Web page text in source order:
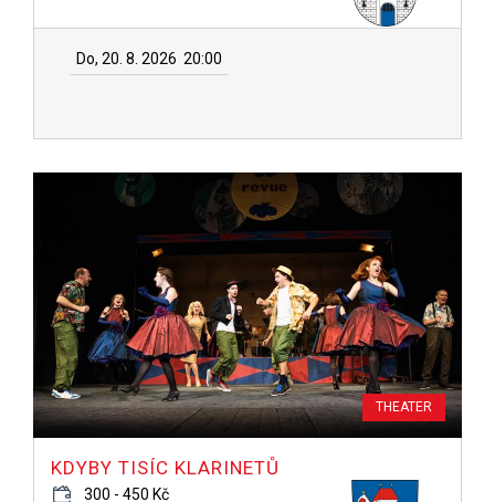
Do, 20. 8. 2026 20:00
THEATER
KDYBY TISÍC KLARINETŮ
300 - 450 Kč